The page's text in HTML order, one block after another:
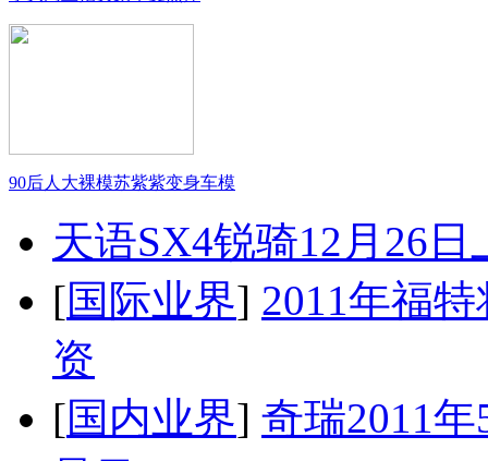
90后人大裸模苏紫紫变身车模
天语SX4锐骑12月26
[国际业界] 2011年福
资
[国内业界] 奇瑞2011